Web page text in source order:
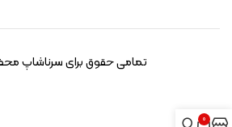
تمامی حقوق برای سرناشاپ
0